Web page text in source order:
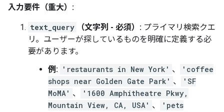
入力要件（重大）:
text_query （文字列 - 必須）: プライマリ検索クエ
リ。ユーザーが探しているものを明確に定義する必
要があります。
例: 'restaurants in New York' 、
'coffee
shops near Golden Gate Park' 、
'SF
MoMA' 、
'1600 Amphitheatre Pkwy,
Mountain View, CA, USA' 、
'pets